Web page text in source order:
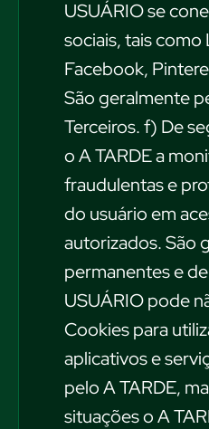
USUÁRIO se
sociais, tais como
Facebook,
São geralmente
Terceiros. f) De
o A TARDE a
fraudulentas e
do usuário em
autorizados. São
permanentes e
USUÁRIO pode
Cookies para
aplicativos e
pelo A TARDE,
situações o A